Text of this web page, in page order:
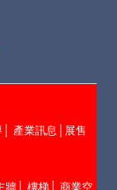
│ 產業訊息
展售
牆│ 樓梯│ 商業空